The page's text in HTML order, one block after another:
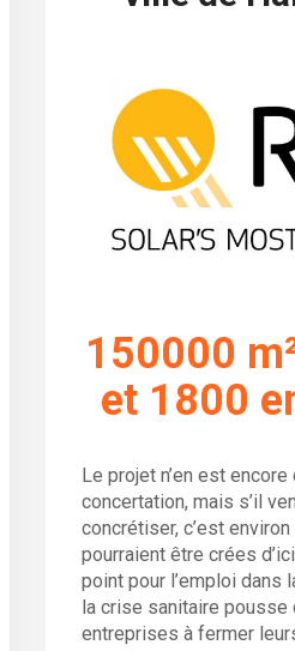
150000
et 1800
Le projet n’en est encore
concertation, mais s’il
concrétiser, c’est
pourraient être crées
point pour l’emploi dans
la crise sanitaire pousse
entreprises à fermer